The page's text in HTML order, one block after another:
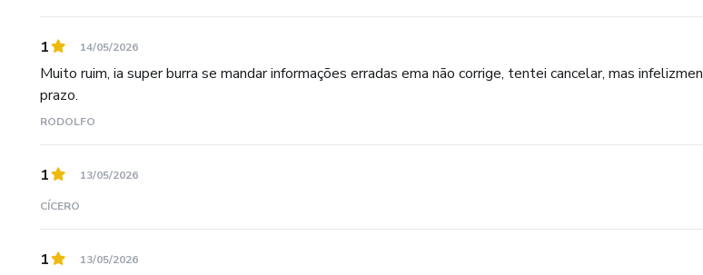
1 14/05/2026
Muito ruim, ia super burra se mandar informações erradas ema não corrige, tentei cancelar, mas
prazo.
RODOLFO
1 13/05/2026
CÍCERO
1 13/05/2026